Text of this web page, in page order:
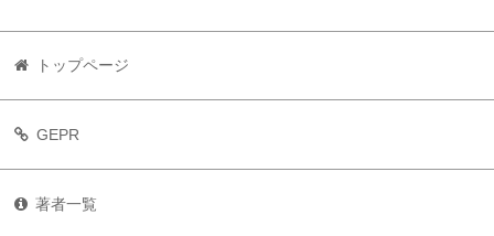
トップページ
GEPR
著者一覧